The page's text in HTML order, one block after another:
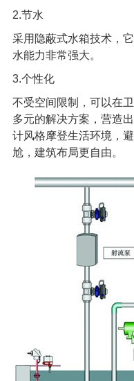
2.节水
采用隐蔽式水箱技术，
水能力非常强大。
3.个性化
不受空间限制，可以在
多元的解决方案，营造
计风格摩登生活环境，
尬，建筑布局更自由。